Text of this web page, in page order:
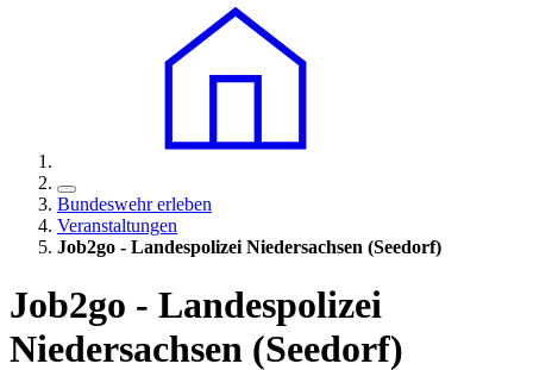
Bundeswehr erleben
Veranstaltungen
Job2go - Landespolizei Niedersachsen (Seedorf)
Job2go - Landespolizei
Niedersachsen (Seedorf)